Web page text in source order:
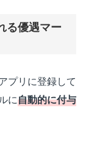
る優遇マー
プリに登録して
に自動的に付与